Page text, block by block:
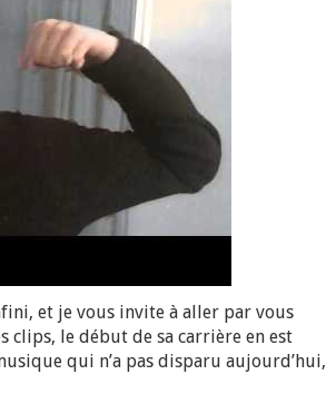
et je vous invite à aller par vous
clips, le début de sa carrière en est
qui n’a pas disparu aujourd’hui,